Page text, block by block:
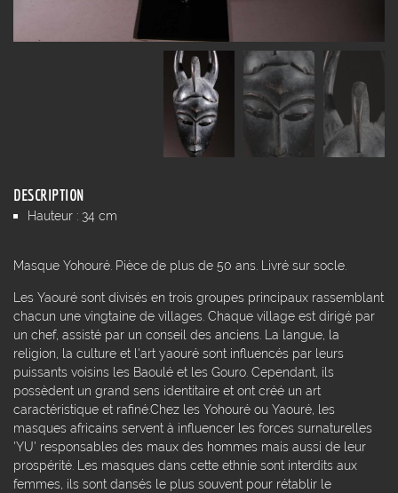
DESCRIPTION
Hauteur : 34 cm
Masque Yohouré. Pièce de plus de 50 ans. Livré sur socle.
Les Yaouré sont divisés en trois groupes principaux rassemblant
chacun une vingtaine de villages. Chaque village est dirigé par
un chef, assisté par un conseil des anciens. La langue, la
religion, la culture et l'art yaouré sont influencés par leurs
puissants voisins les Baoulé et les Gouro. Cependant, ils
possèdent un grand sens identitaire et ont créé un art
caractéristique et rafiné.Chez les Yohouré ou Yaouré, les
masques africains servent à influencer les forces surnaturelles
'YU' responsables des maux des hommes mais aussi de leur
prospérité. Les masques dans cette ethnie sont interdits aux
femmes, ils sont dansés le plus souvent pour rétablir le